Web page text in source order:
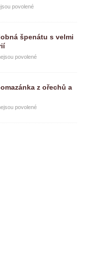
povolené
špenátu s velmi
povolené
z ořechů a
povolené